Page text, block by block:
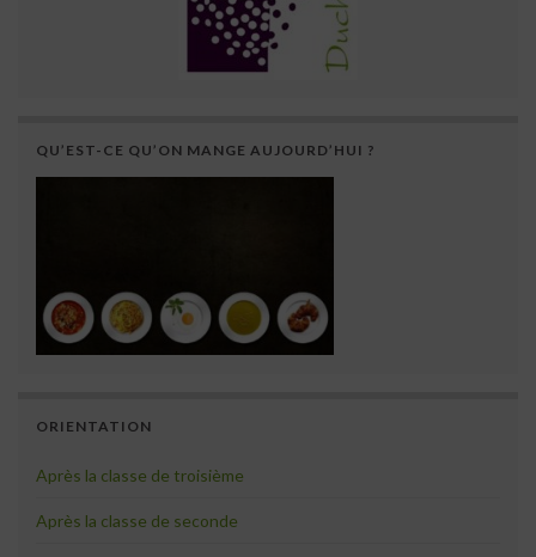
QU’EST-CE QU’ON MANGE AUJOURD’HUI ?
ORIENTATION
Après la classe de troisième
Après la classe de seconde